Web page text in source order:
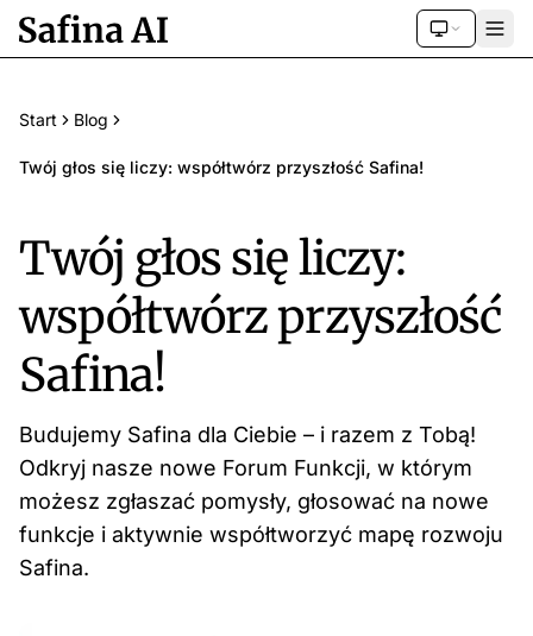
Start Blog
Twój głos się liczy: współtwórz przyszłość Safina!
Twój głos się liczy:
współtwórz przyszłość
Safina!
Budujemy Safina dla Ciebie – i razem z Tobą!
Odkryj nasze nowe Forum Funkcji, w którym
możesz zgłaszać pomysły, głosować na nowe
funkcje i aktywnie współtworzyć mapę rozwoju
Safina.